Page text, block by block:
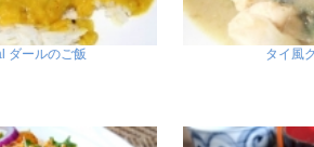
ダールのご飯 タイ風